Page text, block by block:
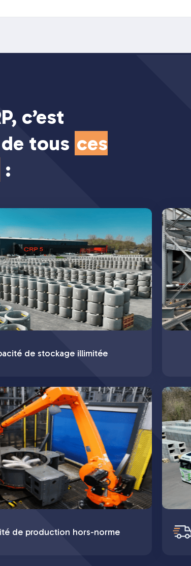
c’est
tous ces
:
de stockage illimitée
de production hors-norme